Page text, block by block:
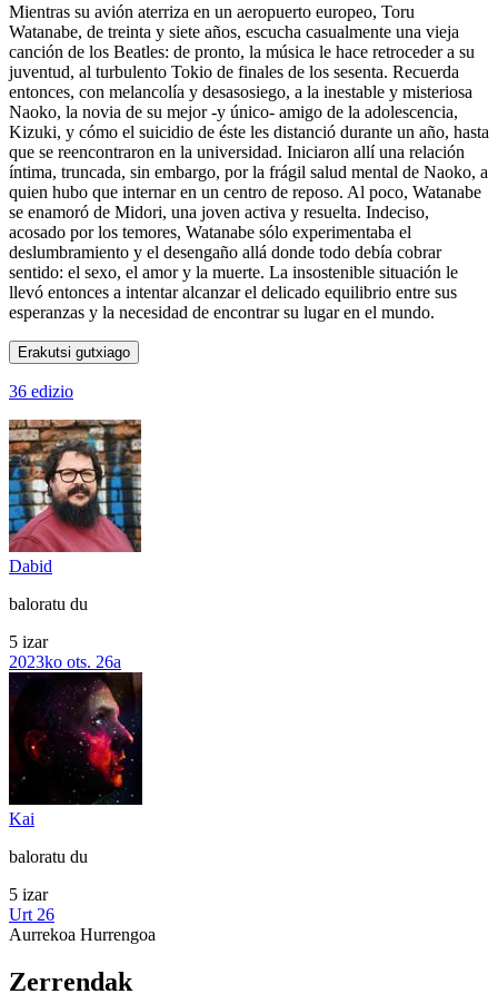
Mientras su avión aterriza en un aeropuerto europeo, Toru
Watanabe, de treinta y siete años, escucha casualmente una vieja
canción de los Beatles: de pronto, la música le hace retroceder a su
juventud, al turbulento Tokio de finales de los sesenta. Recuerda
entonces, con melancolía y desasosiego, a la inestable y misteriosa
Naoko, la novia de su mejor -y único- amigo de la adolescencia,
Kizuki, y cómo el suicidio de éste les distanció durante un año, hasta
que se reencontraron en la universidad. Iniciaron allí una relación
íntima, truncada, sin embargo, por la frágil salud mental de Naoko, a
quien hubo que internar en un centro de reposo. Al poco, Watanabe
se enamoró de Midori, una joven activa y resuelta. Indeciso,
acosado por los temores, Watanabe sólo experimentaba el
deslumbramiento y el desengaño allá donde todo debía cobrar
sentido: el sexo, el amor y la muerte. La insostenible situación le
llevó entonces a intentar alcanzar el delicado equilibrio entre sus
esperanzas y la necesidad de encontrar su lugar en el mundo.
Erakutsi gutxiago
36 edizio
Dabid
baloratu du
5 izar
2023ko ots. 26a
Kai
baloratu du
5 izar
Urt 26
Aurrekoa Hurrengoa
Zerrendak